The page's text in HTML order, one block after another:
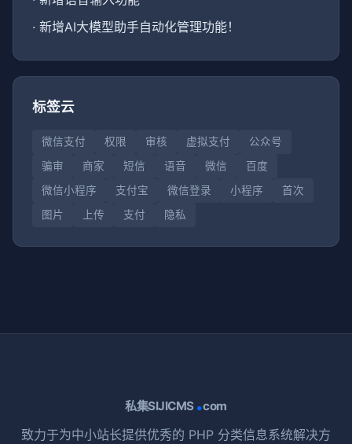
· 新增AI大模型助手自动化管理功能！
标签云
微信支付 权限 审核 虚拟支付
公众号
骗审
商家 短信 语音 微信
百度
微信小程序
支付宝 微信登录 小程序
首次
图片
上传 支付 隐私
私集SIJICMS .com
致力于为中小站长提供优秀的 PHP 分类信息系统解决方